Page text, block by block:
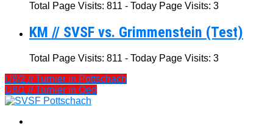
Total Page Visits: 811 - Today Page Visits: 3
KM // SVSF vs. Grimmenstein (Test)
Total Page Visits: 811 - Today Page Visits: 3
U8/2 // Turnier in Pottschach
U8/1 // Turnier in Oed